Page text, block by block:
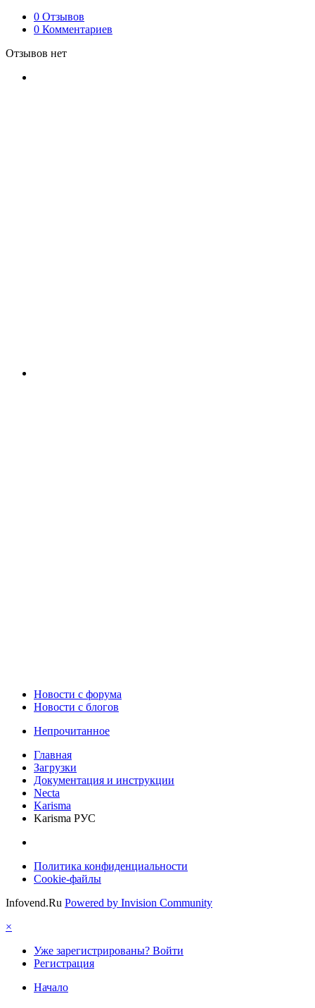
0 Отзывов
0 Комментариев
Отзывов нет
Новости c форума
Новости с блогов
Непрочитанное
Главная
Загрузки
Документация и инструкции
Necta
Karisma
Karisma РУС
Политика конфиденциальности
Cookie-файлы
Infovend.Ru Powered by Invision Community
×
Уже зарегистрированы? Войти
Регистрация
Начало